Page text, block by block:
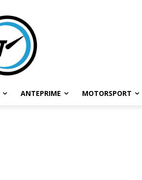
ANTEPRIME MOTORSPORT